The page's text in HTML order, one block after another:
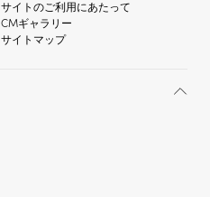
サイトのご利用にあたって
CMギャラリー
サイトマップ